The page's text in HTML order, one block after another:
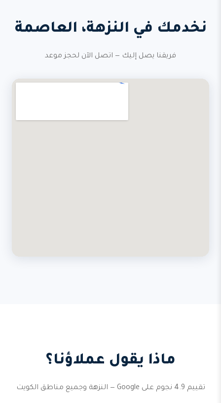
نخدمك في النزهة، العاصمة
فريقنا يصل إليك — اتصل الآن لحجز موعد
ماذا يقول عملاؤنا؟
تقييم 4.9 نجوم على Google — النزهة وجميع مناطق الكويت